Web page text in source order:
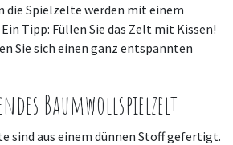
die Spielzelte werden mit einem
Tipp: Füllen Sie das Zelt mit Kissen!
Sie sich einen ganz entspannten
Baumwollspielzelt
sind aus einem dünnen Stoff gefertigt.